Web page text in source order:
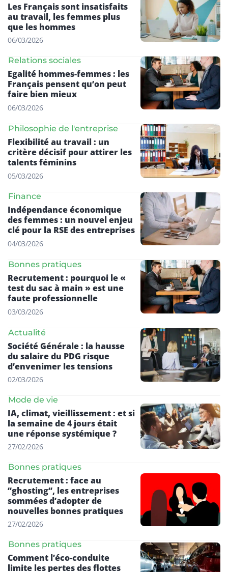
Les Français sont insatisfaits
au travail, les femmes plus
que les hommes
06/03/2026
Relations sociales
Egalité hommes-femmes : les
Français pensent qu’on peut
faire bien mieux
06/03/2026
Philosophie de l'entreprise
Flexibilité au travail : un
critère décisif pour attirer les
talents féminins
05/03/2026
Finance
Indépendance économique
des femmes : un nouvel enjeu
clé pour la RSE des entreprises
04/03/2026
Bonnes pratiques
Recrutement : pourquoi le «
test du sac à main » est une
faute professionnelle
03/03/2026
Actualité
Société Générale : la hausse
du salaire du PDG risque
d’envenimer les tensions
02/03/2026
Mode de vie
IA, climat, vieillissement : et si
la semaine de 4 jours était
une réponse systémique ?
27/02/2026
Bonnes pratiques
Recrutement : face au
“ghosting”, les entreprises
sommées d’adopter de
nouvelles bonnes pratiques
27/02/2026
Bonnes pratiques
Comment l’éco-conduite
limite les pertes des flottes